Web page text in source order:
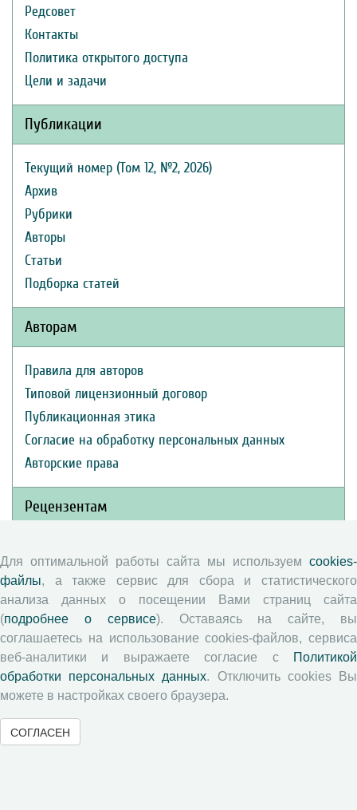
Редсовет
Контакты
Политика открытого доступа
Цели и задачи
Публикации
Текущий номер (Том 12, №2, 2026)
Архив
Рубрики
Авторы
Статьи
Подборка статей
Авторам
Правила для авторов
Типовой лицензионный договор
Публикационная этика
Согласие на обработку персональных данных
Авторские права
Рецензентам
Положение о рецензировании
Форма рецензии
Журналы ВолНЦ РАН
Экономические и социальные перемены
Проблемы развития территории
Вопросы территориального развития
Для оптимальной работы сайта мы используем cookies-
файлы, а также сервис для сбора и статистического
анализа данных о посещении Вами страниц сайта
(подробнее о сервисе). Оставаясь на сайте, вы
соглашаетесь на использование cookies-файлов, сервиса
веб-аналитики и выражаете согласие с
Политикой
обработки персональных данных. Отключить cookies Вы
можете в настройках своего браузера.
СОГЛАСЕН